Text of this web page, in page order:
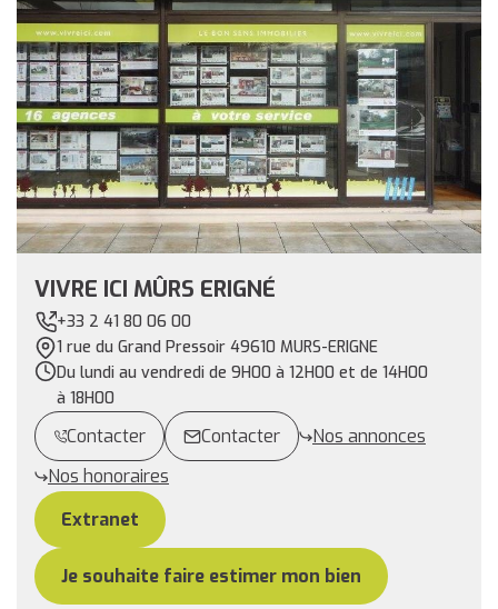
VIVRE ICI MÛRS ERIGNÉ
+33 2 41 80 06 00
1 rue du Grand Pressoir 49610 MURS-ERIGNE
Du lundi au vendredi de 9H00 à 12H00 et de 14H00
à 18H00
Contacter Contacter
Nos annonces
Nos honoraires
Extranet
Je souhaite faire estimer mon bien